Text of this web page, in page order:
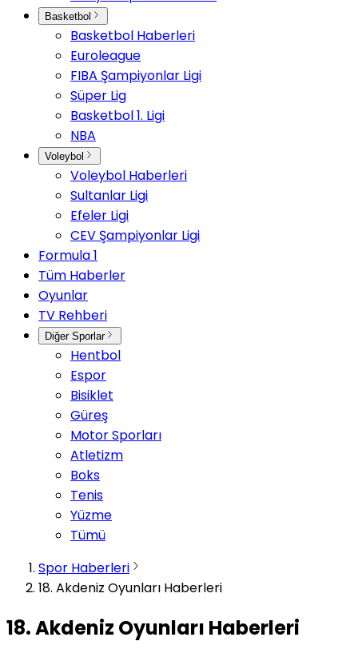
Basketbol
Basketbol Haberleri
Euroleague
FIBA Şampiyonlar Ligi
Süper Lig
Basketbol 1. Ligi
NBA
Voleybol
Voleybol Haberleri
Sultanlar Ligi
Efeler Ligi
CEV Şampiyonlar Ligi
Formula 1
Tüm Haberler
Oyunlar
TV Rehberi
Diğer Sporlar
Hentbol
Espor
Bisiklet
Güreş
Motor Sporları
Atletizm
Boks
Tenis
Yüzme
Tümü
Spor Haberleri
18. Akdeniz Oyunları Haberleri
18. Akdeniz Oyunları Haberleri